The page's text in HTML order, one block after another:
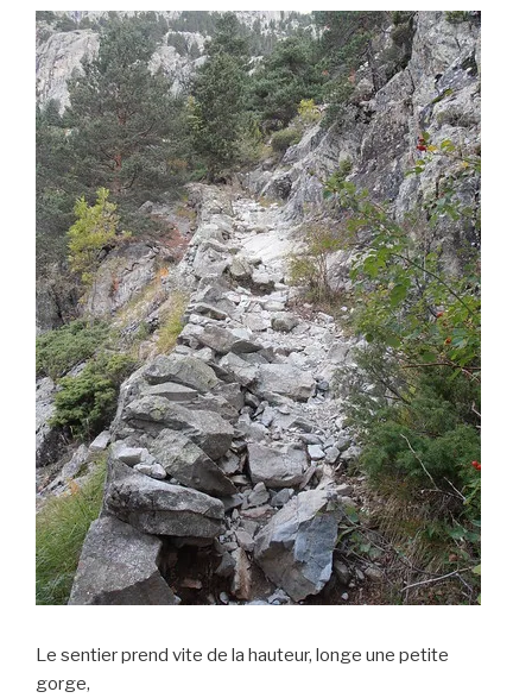
Le sentier prend vite de la hauteur, longe une petite
gorge,